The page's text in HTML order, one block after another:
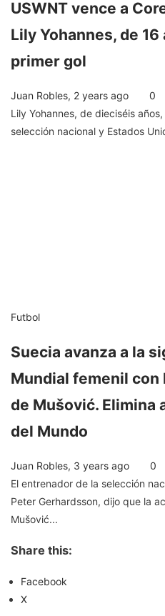
USWNT vence a
Lily Yohannes, de 16
primer gol
Juan Robles, 2 years ago 0
Lily Yohannes, de dieciséis
selección nacional y Estados
Futbol
Suecia avanza a la
Mundial femenil con
de Mušović. Elimina
del Mundo
Juan Robles, 3 years ago 0
El entrenador de la selección
Peter Gerhardsson, dijo que la
Mušović...
Share this:
Facebook
X